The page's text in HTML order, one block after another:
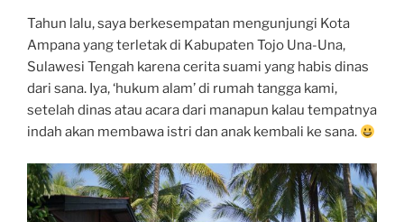
Tahun lalu, saya berkesempatan mengunjungi Kota
Ampana yang terletak di Kabupaten Tojo Una-Una,
Sulawesi Tengah karena cerita suami yang habis dinas
dari sana. Iya, ‘hukum alam’ di rumah tangga kami,
setelah dinas atau acara dari manapun kalau tempatnya
indah akan membawa istri dan anak kembali ke sana.